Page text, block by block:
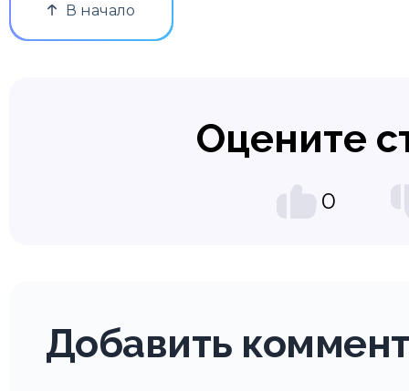
В начало
Оцените
0
Добавить